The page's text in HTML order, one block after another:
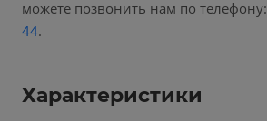
можете позвонить нам по телефону:
44.
Характеристики